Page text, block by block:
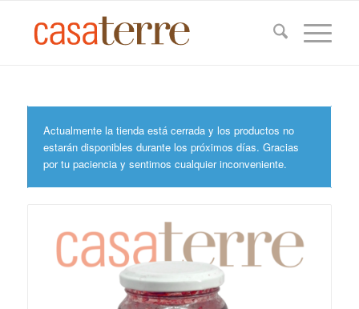
Actualmente la tienda está cerrada y los productos no
estarán disponibles durante los próximos días. Gracias
por tu paciencia y sentimos cualquier inconveniente.